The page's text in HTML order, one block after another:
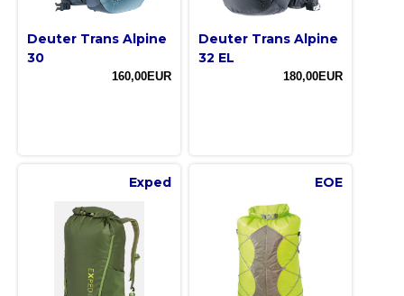
Deuter Trans Alpine
30
160,00EUR
Deuter Trans Alpine
32 EL
180,00EUR
Exped EOE